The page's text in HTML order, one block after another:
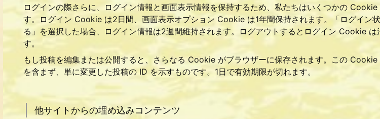
ログインの際さらに、ログイン情報と画面表示情報を保持するため、私たちはいくつかの Cookie
す。ログイン Cookie は2日間、画面表示オプション Cookie は1年間保持されます。「ログイン
る」を選択した場合、ログイン情報は2週間維持されます。ログアウトするとログイン Cookie は
す。
もし投稿を編集または公開すると、さらなる Cookie がブラウザーに保存されます。この Cookie
を含まず、単に変更した投稿の ID を示すものです。1日で有効期限が切れます。
他サイトからの埋め込みコンテンツ